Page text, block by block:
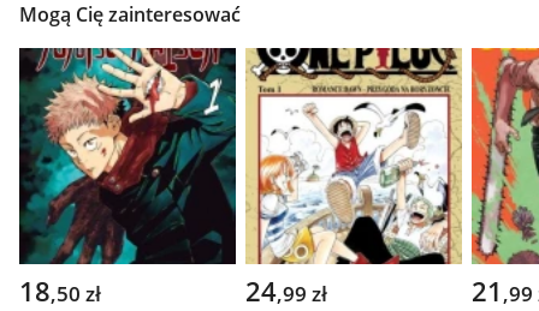
Mogą Cię zainteresować
18,50 zł 24,99 zł 21 ,99